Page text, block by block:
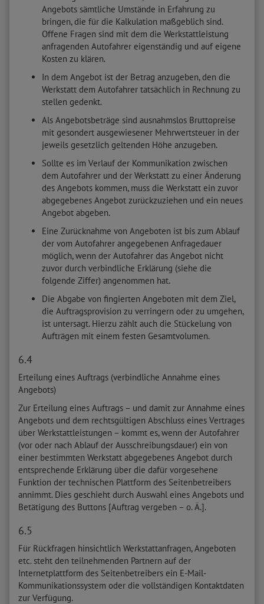
Angebots sämtliche Umstände in Erfahrung zu
bringen, die für die Kalkulation maßgeblich sind.
Offene Fragen sind mit dem die Werkstattleistung
anfragenden Autofahrer eigenständig und auf eigene
Kosten zu klären.
In dem Angebot ist der Betrag anzugeben, den die
Werkstatt dem Autofahrer tatsächlich in Rechnung zu
stellen gedenkt.
Als Angebotsbeträge sind ausnahmslos Bruttopreise
mit gesondert ausgewiesener Mehrwertsteuer in der
jeweils gesetzlich geltenden Höhe anzugeben.
Sollte es im Verlauf der Kommunikation zwischen
dem Autofahrer und der Werkstatt zu einer Änderung
des Angebots kommen, muss die Werkstatt ein zuvor
abgegebenes Angebot zurückzuziehen und ein neues
Angebot abgeben.
Eine Zurücknahme von Angeboten ist bis zum Ablauf
der vom Autofahrer angegebenen Anfragedauer
möglich, wenn der Autofahrer das Angebot nicht
zuvor durch verbindliche Erklärung (siehe die
folgende Ziffer) angenommen hat.
Die Abgabe von fingierten Angeboten mit dem Ziel,
die Auftragsprovision zu verringern oder zu umgehen,
ist untersagt. Hierzu zählt auch die Stückelung von
Aufträgen mit einem festen Gesamtvolumen.
6.4
Erteilung eines Auftrags (verbindliche Annahme eines
Angebots)
Zur Erteilung eines Auftrags – und damit zur Annahme eines
Angebots und dem rechtsgültigen Abschluss eines Vertrages
über Werkstattleistungen – kommt es, wenn der Autofahrer
(vor oder nach Ablauf der Ausschreibungsdauer) ein von
einer bestimmten Werkstatt abgegebenes Angebot durch
entsprechende Erklärung über die dafür vorgesehene
Funktion der technischen Plattform des Seitenbetreibers
annimmt. Dies geschieht durch Auswahl eines Angebots und
Betätigung des Buttons [Auftrag vergeben – o. Ä.].
6.5
Für Rückfragen hinsichtlich Werkstattanfragen, Angeboten
etc. steht den teilnehmenden Partnern auf der
Internetplattform des Seitenbetreibers ein E-Mail-
Kommunikationssystem oder die vollständigen Kontaktdaten
zur Verfügung.